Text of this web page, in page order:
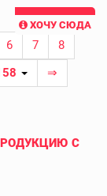
ХОЧУ СЮДА
6 7
8
⇒
С